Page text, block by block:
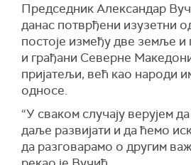
Председник Александар
данас потврђени изузетни
постоје између две земље
и грађани Северне
пријатељи, већ као народи
односе.
“У сваком случају верујем
даље развијати и да ћемо
да разговарамо о другим